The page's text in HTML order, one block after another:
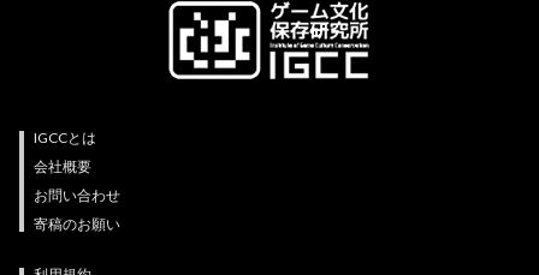
IGCCとは
会社概要
お問い合わせ
寄稿のお願い